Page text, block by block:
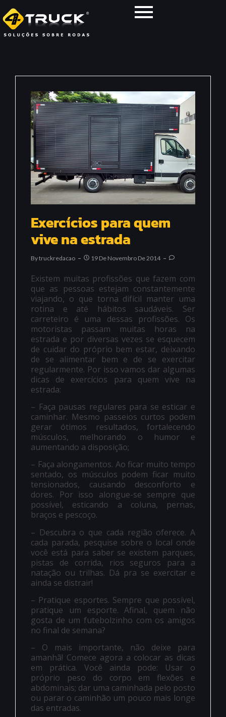
Exercícios para quem
vive na estrada
ByTruckredacao 19 De Novembro De 2014
Existem muitas profissões que fazem com
que as pessoas estejam constantemente
viajando, o que torna difícil manter uma
rotina e até hábitos saudáveis. Ser
carreteiro é uma dessas profissões. Os
motoristas passam muitas horas na
estrada e por diversas vezes se esquecem
de cuidar do próprio bem estar, deixando
de se alimentar bem e de se exercitar
regularmente. Por isso vamos dar algumas
dicas de exercícios para quem vive na
estrada:
– Faça pausas regulares para se esticar e
caminhar. Mesmo passeios curtos podem
gerar ótimos resultados, fortalecendo
músculos, melhorando o humor e
aumentando a disposição;
– Faça alongamentos. Ao ficar muito tempo
sentado, os músculos podem ficar muito
tensionados, causando desconforto e
dores. Por isso alongue-se sempre que
possível, esticando a coluna, pernas,
braços e pescoço.
– Descubra o que cada região oferece. A
cada parada, pesquise sobre o local onde
você está para saber se existem parques,
pistas de corrida, rios seguros para a
natação ou trilhas. Dá pra se exercitar e
ainda se distrair!
– Pratique esportes. Sempre que possível,
pratique um esporte. Afinal, quem não
gosta de um futebolzinho com os amigos
no final de semana?
– O mais importante, não deixe para
amanhã! Comece agora a colocar as dicas
em prática. Você ainda pode: Usar o
próprio peso do corpo em flexões e
abdominais; dar uma caminhada pelo posto
ou parar o caminhão um pouco mais longe
das entradas.